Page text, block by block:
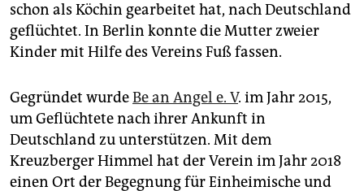
schon als Köchin gearbeitet hat, nach Deutschland
geflüchtet. In Berlin konnte die Mutter zweier
Kinder mit Hilfe des Vereins Fuß fassen.
Gegründet wurdeBe an Angel e. V. im Jahr 2015,
um Geflüchtete nach ihrer Ankunft in
Deutschland zu unterstützen. Mit dem
Kreuzberger Himmel hat der Verein im Jahr 2018
einen Ort der Begegnung für Einheimische und